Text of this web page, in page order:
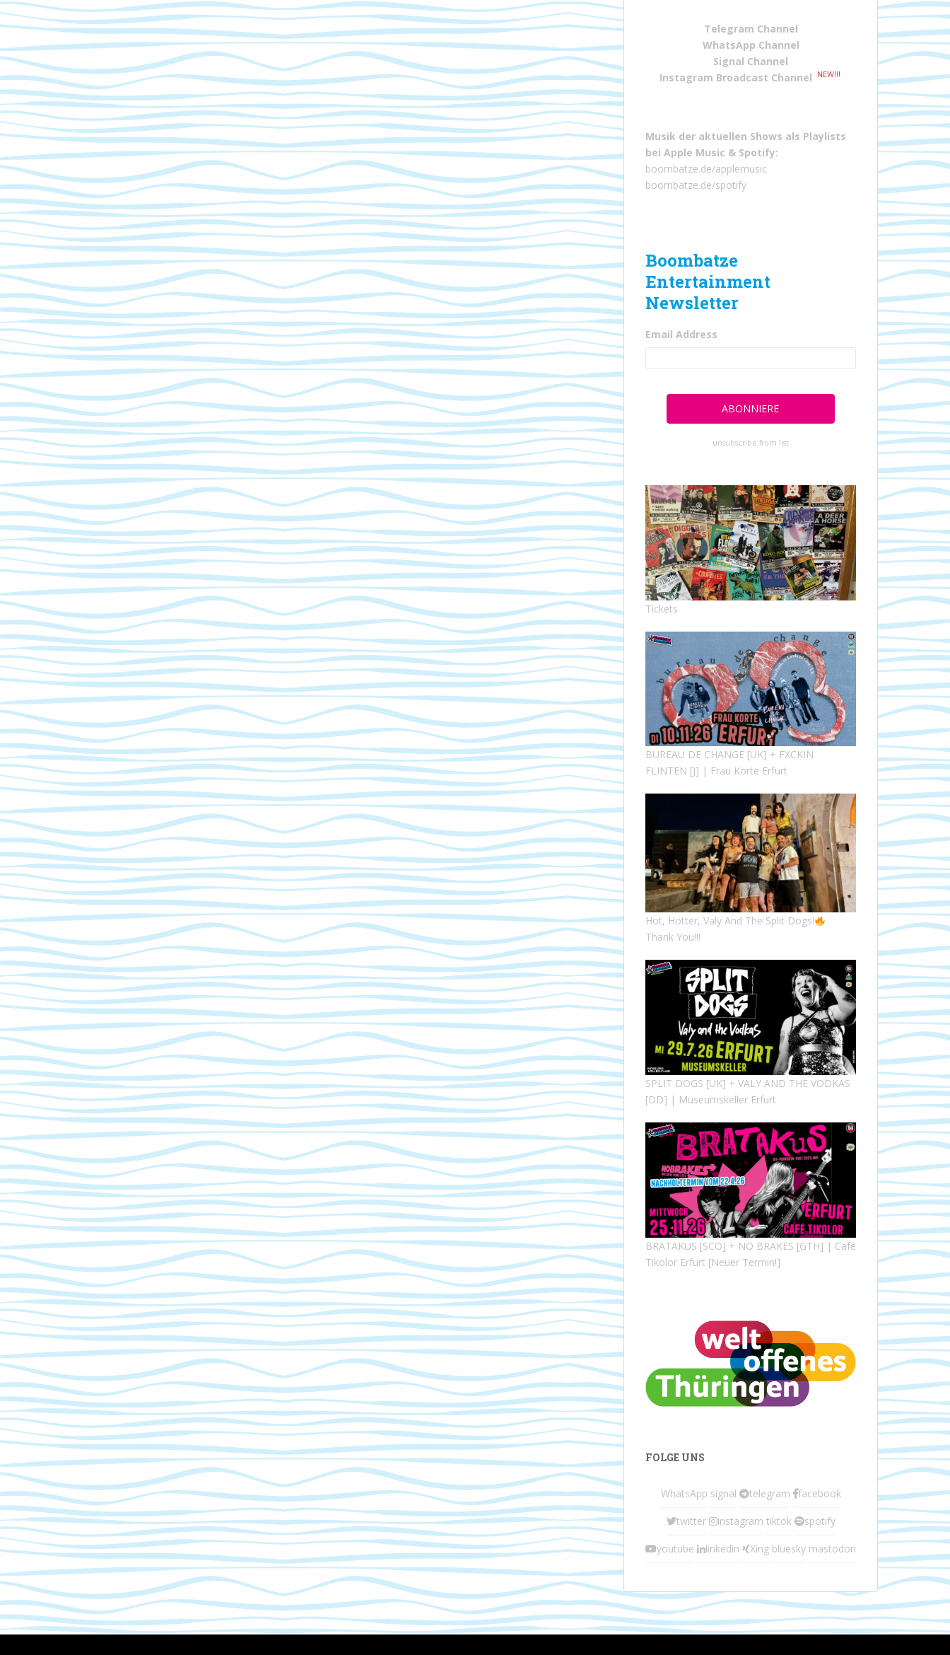
Telegram Channel
WhatsApp Channel
Signal Channel
Instagram Broadcast Channel
NEW!!!
Musik der aktuellen Shows als Playlists
bei Apple Music & Spotify:
boombatze.de/applemusic
boombatze.de/spotify
Boombatze
Entertainment
Newsletter
Email Address
unsubscribe from list
Tickets
BUREAU DE CHANGE [UK] + FXCKIN
FLINTEN [J] | Frau Korte Erfurt
Hot, Hotter, Valy And The Split Dogs!
Thank You!!!
SPLIT DOGS [UK] + VALY AND THE VODKAS
[DD] | Museumskeller Erfurt
BRATAKUS [SCO] + NO BRAKES [GTH] | Café
Tikolor Erfurt [Neuer Termin!]
FOLGE UNS
WhatsApp signal telegram facebook
twitter instagram tiktok spotify
youtube linkedin Xing bluesky mastodon